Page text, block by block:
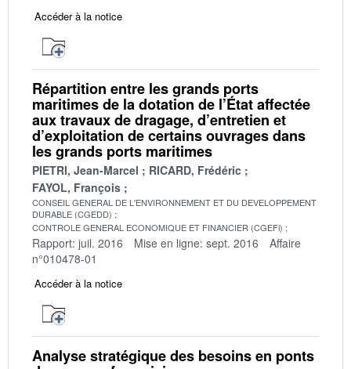
Accéder à la notice
Répartition entre les grands ports
maritimes de la dotation de l’État affectée
aux travaux de dragage, d’entretien et
d’exploitation de certains ouvrages dans
les grands ports maritimes
PIETRI, Jean-Marcel
RICARD, Frédéric
FAYOL, François
CONSEIL GENERAL DE L'ENVIRONNEMENT ET DU DEVELOPPEMENT
DURABLE (CGEDD)
CONTROLE GENERAL ECONOMIQUE ET FINANCIER (CGEFi)
Rapport: juil. 2016 Mise en ligne: sept. 2016
Affaire
n°010478-01
Accéder à la notice
Analyse stratégique des besoins en ponts